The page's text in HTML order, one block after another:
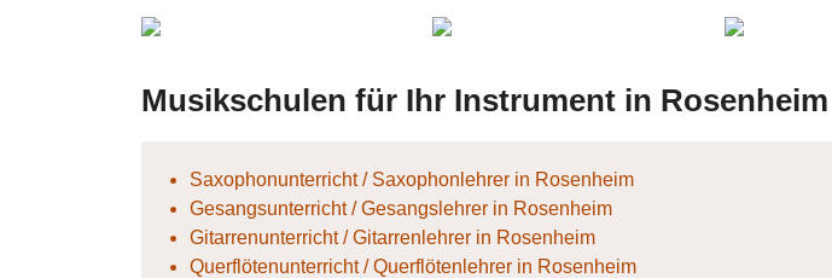
Musikschulen für Ihr Instrument in Rosenheim
Saxophonunterricht / Saxophonlehrer in Rosenheim
Gesangsunterricht / Gesangslehrer in Rosenheim
Gitarrenunterricht / Gitarrenlehrer in Rosenheim
Querflötenunterricht / Querflötenlehrer in Rosenheim